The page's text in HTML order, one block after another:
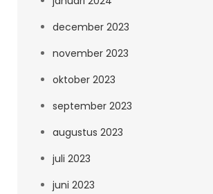
december 2023
november 2023
oktober 2023
september 2023
augustus 2023
juli 2023
juni 2023